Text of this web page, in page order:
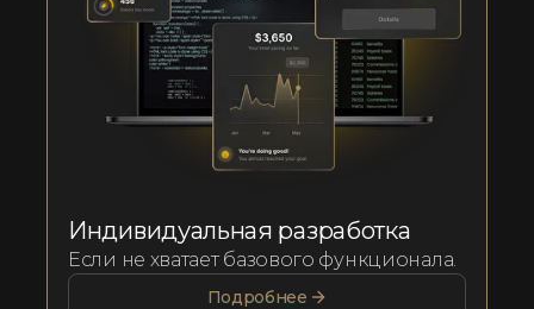
Индивидуальная разработка
Если не хватает базового функционала.
Подробнее